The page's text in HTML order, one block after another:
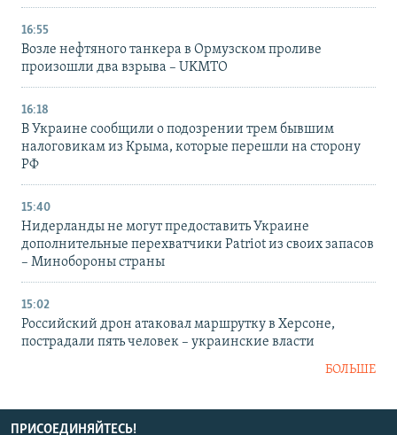
16:55
Возле нефтяного танкера в Ормузском проливе
произошли два взрыва – UKMTO
16:18
В Украине сообщили о подозрении трем бывшим
налоговикам из Крыма, которые перешли на сторону
РФ
15:40
Нидерланды не могут предоставить Украине
дополнительные перехватчики Patriot из своих запасов
– Минобороны страны
15:02
Российский дрон атаковал маршрутку в Херсоне,
пострадали пять человек – украинские власти
БОЛЬШЕ
ПРИСОЕДИНЯЙТЕСЬ!